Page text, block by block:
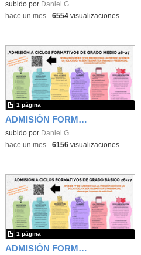
subido por Daniel G.
-hace un mes- 6554visualizaciones
ADMISIÓN FORMACIÓN PROFESIONAL GRADO MEDIO IES LUIS VIVES
subido por Daniel G.
1 página
-hace un mes- 6156visualizaciones
ADMISIÓN FORMACIÓN PROFESIONAL GRADO BÁSICO IES LUIS VIVES
1 página